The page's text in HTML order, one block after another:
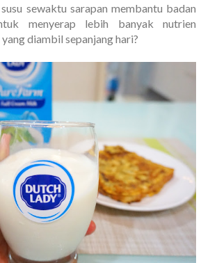
sewaktu sarapan membantu badan
menyerap lebih banyak nutrien
diambil sepanjang hari?